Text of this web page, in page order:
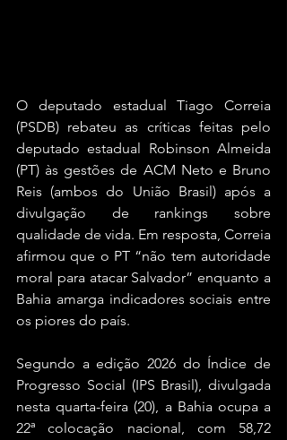
O deputado estadual Tiago Correia
(PSDB) rebateu as críticas feitas pelo
deputado estadual Robinson Almeida
(PT) às gestões de ACM Neto e Bruno
Reis (ambos do União Brasil) após a
divulgação de rankings sobre
qualidade de vida. Em resposta, Correia
afirmou que o PT “não tem autoridade
moral para atacar Salvador” enquanto a
Bahia amarga indicadores sociais entre
os piores do país.
Segundo a edição 2026 do Índice de
Progresso Social (IPS Brasil), divulgada
nesta quarta-feira (20), a Bahia ocupa a
22ª colocação nacional, com 58,72